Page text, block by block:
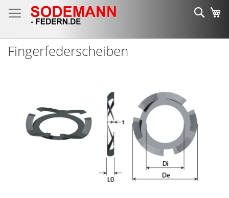
Inhalt
springen
Fingerfederscheiben